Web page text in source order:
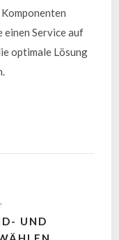
einen Service auf
optimale Lösung
UND